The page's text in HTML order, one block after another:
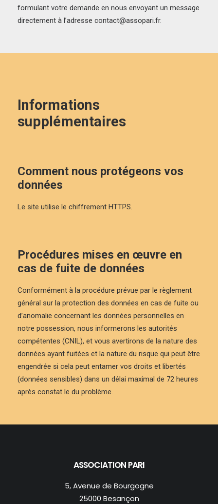
formulant votre demande en nous envoyant un message
directement à l’adresse contact@assopari.fr.
Informations
supplémentaires
Comment nous protégeons vos
données
Le site utilise le chiffrement HTTPS.
Procédures mises en œuvre en
cas de fuite de données
Conformément à la procédure prévue par le règlement
général sur la protection des données en cas de fuite ou
d’anomalie concernant les données personnelles en
notre possession, nous informerons les autorités
compétentes (CNIL), et vous avertirons de la nature des
données ayant fuitées et la nature du risque qui peut être
engendrée si cela peut entamer vos droits et libertés
(données sensibles) dans un délai maximal de 72 heures
après constat le du problème.
ASSOCIATION PARI
5, Avenue de Bourgogne
25000 Besançon